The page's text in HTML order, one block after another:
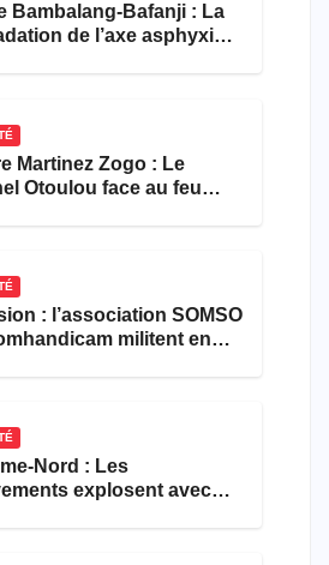
Bambalang-Bafanji : La
de l’axe asphyxie
Martinez Zogo : Le
Otoulou face au feu
: l’association SOMSO
militent en
Nord : Les
explosent avec